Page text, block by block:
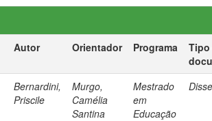
Autor Orientador Programa
Tipo
Bernardini,
Priscile
Murgo,
Camélia
Santina
Mestrado
em
Educação